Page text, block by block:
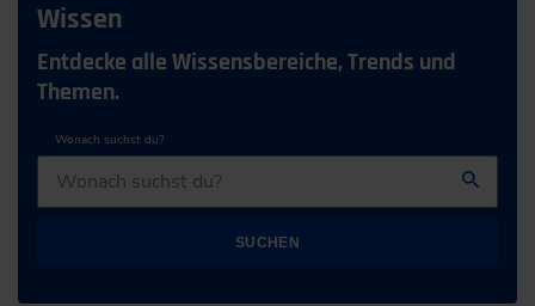
Wissen
Entdecke alle Wissensbereiche, Trends und
Themen.
Wonach suchst du?
SUCHEN